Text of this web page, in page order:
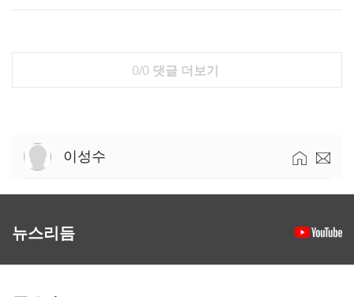
0/0 댓글 더보기
이성수
뉴스리듬